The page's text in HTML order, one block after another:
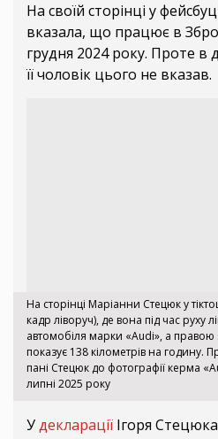
На своїй сторінці у
вказала, що працює в
грудня 2024 року. Проте в
її чоловік цього не вказав.
На сторінці Маріанни Стецюк у
кадр ліворуч), де вона під час
автомобіля марки «Audi», а правою
показує 138 кілометрів на годину.
пані Стецюк до фотографії керма
липні 2025 року
Удекларації Ігоря